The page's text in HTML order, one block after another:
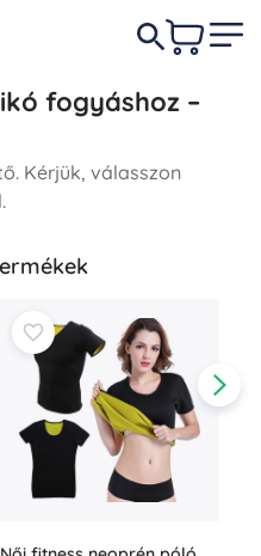
fogyáshoz –
Kérjük, válasszon